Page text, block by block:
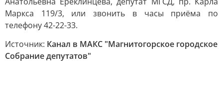
Маркса 119/3, или звонить в часы приёма по
телефону 42-22-33.
Источник: Канал в МАКС "Магнитогорское городское
Собрание депутатов"